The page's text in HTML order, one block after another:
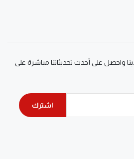
واحصل على أحدث تحديثاتنا مباشرة على
اشترك